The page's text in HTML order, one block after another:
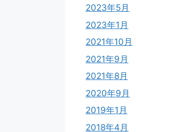
2023年5月
2023年1月
2021年10月
2021年9月
2021年8月
2020年9月
2019年1月
2018年4月